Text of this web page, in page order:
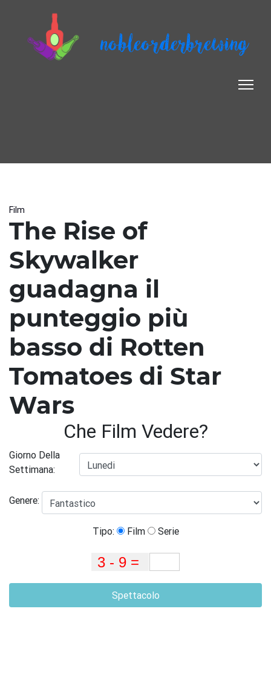
nobleorderbrewing
Film
The Rise of
Skywalker
guadagna il
punteggio più
basso di Rotten
Tomatoes di Star
Wars
Che Film Vedere?
Giorno Della
Settimana:
Genere:
Tipo: Film Serie
Spettacolo